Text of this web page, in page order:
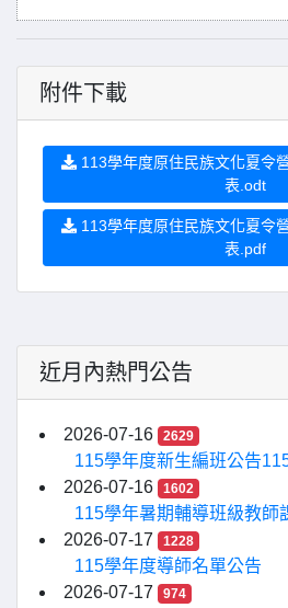
附件下載
113學年度原住民族文化夏令
表.odt
113學年度原住民族文化夏令
表.pdf
近月內熱門公告
2026-07-16 2629
115學年度新生編班公告
2026-07-16
1602
115學年暑期輔導班級教師
2026-07-17
1228
115學年度導師名單公告
2026-07-17
974